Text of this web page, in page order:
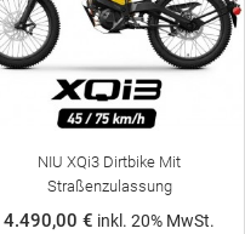
NIU XQi3 Dirtbike Mit
Straßenzulassung
4.490,00 € inkl. 20% MwSt.